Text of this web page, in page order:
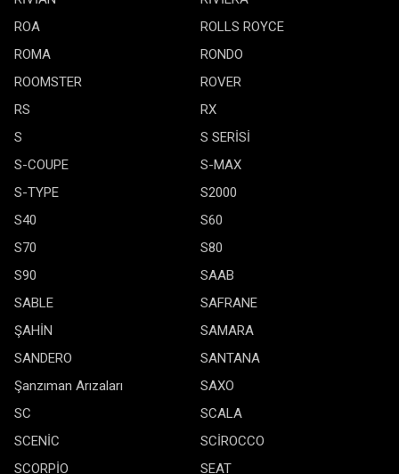
ROA
ROLLS ROYCE
ROMA
RONDO
ROOMSTER
ROVER
RS
RX
S
S SERİSİ
S-COUPE
S-MAX
S-TYPE
S2000
S40
S60
S70
S80
S90
SAAB
SABLE
SAFRANE
ŞAHİN
SAMARA
SANDERO
SANTANA
Şanzıman Arızaları
SAXO
SC
SCALA
SCENİC
SCİROCCO
SCORPİO
SEAT